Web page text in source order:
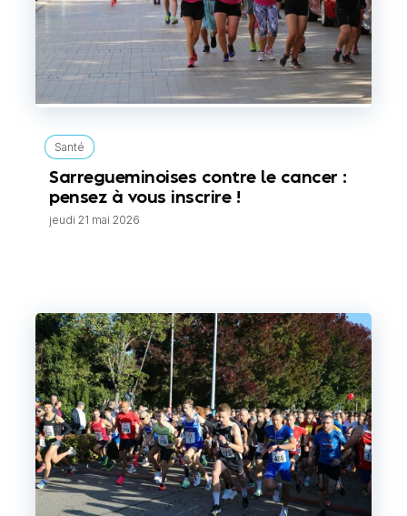
Santé
Sarregueminoises contre le cancer :
pensez à vous inscrire !
jeudi 21 mai 2026